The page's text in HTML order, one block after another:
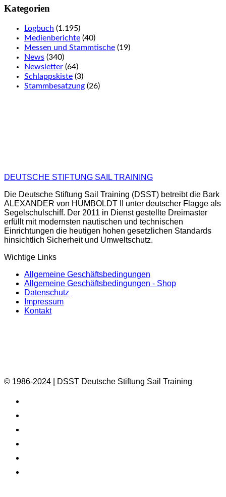
Kategorien
Logbuch (1.195)
Medienberichte (40)
Messen und Stammtische (19)
News (340)
Newsletter (64)
Schlappskiste (3)
Stammbesatzung (26)
DEUTSCHE STIFTUNG SAIL TRAINING
Die Deutsche Stiftung Sail Training (DSST) betreibt die Bark
ALEXANDER von HUMBOLDT II unter deutscher Flagge als
Segelschulschiff. Der 2011 in Dienst gestellte Dreimaster
erfüllt mit modernsten nautischen und technischen
Einrichtungen die heutigen hohen gesetzlichen Standards
hinsichtlich Sicherheit und Umweltschutz.
Wichtige Links
Allgemeine Geschäftsbedingungen
Allgemeine Geschäftsbedingungen - Shop
Datenschutz
Impressum
Kontakt
© 1986-2024 | DSST Deutsche Stiftung Sail Training